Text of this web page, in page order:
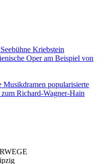
Kriebstein
Oper am Beispiel von
Musikdramen popularisierte
Richard-Wagner-Hain